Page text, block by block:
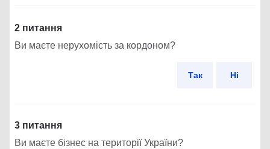
2 питання
Ви маєте нерухомість за кордоном?
Так Ні
3 питання
Ви маєте бізнес на території України?